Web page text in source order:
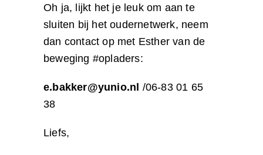
Oh ja, lijkt het je leuk om aan te
sluiten bij het oudernetwerk, neem
dan contact op met Esther van de
beweging #opladers:
e.bakker@yunio.nl /06-83 01 65
38
Liefs,